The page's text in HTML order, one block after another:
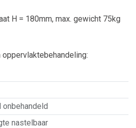
H = 180mm, max. gewicht 75kg
onbehandeld
nastelbaar